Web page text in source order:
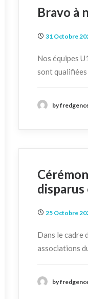
Bravo à
31 Octobre
Nos équipes
sont
by
disparus
25 Octobre
Dans le cadre
associations
by